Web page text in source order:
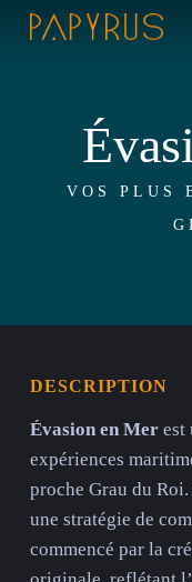
Skip
VOS PLUS
DESCRIPTION
Évasion en Merest
expériences
proche Grau du
une stratégie de
commencé par la